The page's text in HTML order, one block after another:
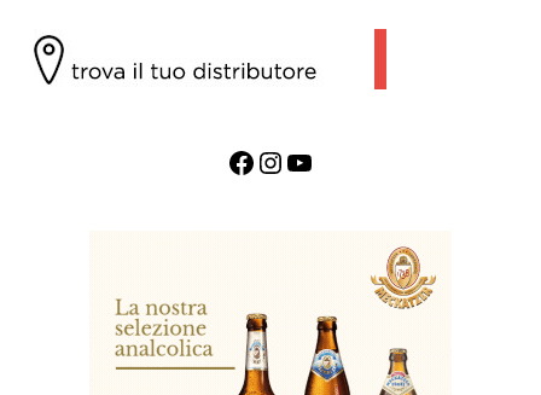
Facebook InstagramYouTube